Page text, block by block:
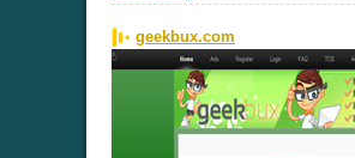
geekbux.com